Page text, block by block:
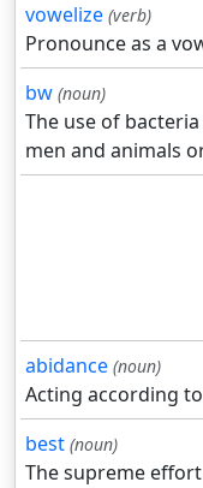
vowelize (verb)
Pronounce as a
bw (noun)
The use of
men and animals
abidance (noun)
Acting according
best (noun)
The supreme